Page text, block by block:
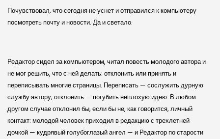
Почувствовал, что сегодня не уснет и отправился к компьютеру
посмотреть почту и новости. Да и светало.
Редактор сидел за компьютером, читал повесть молодого автора и
не мог решить, что с ней делать: отклонить или принять и
переписывать многие страницы. Переписать — сослужить дурную
службу автору, отклонить — погубить неплохую идею. В любом
другом случае отклонил бы, если бы не, как говорится, личный
контакт: молодой человек приходил в редакцию с трехлетней
дочкой — кудрявый голубоглазый ангел — и Редактор по старости